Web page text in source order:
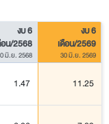
งบ 6
อน/2568
มิ.ย. 2568
งบ 6
เดือน/2569
30 มิ.ย. 2569
1.47 11.25